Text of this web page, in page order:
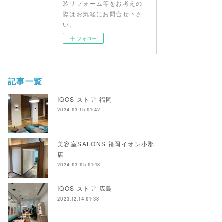
装リフォーム等をお考えの
際はお気軽にお問合せ下さ
い。
フォロー
記事一覧
IQOS ストア 福岡
2024.03.15 01:42
美容室SALONS 福岡イオン小郡
店
2024.03.05 01:18
IQOS ストア 広島
2023.12.14 01:38